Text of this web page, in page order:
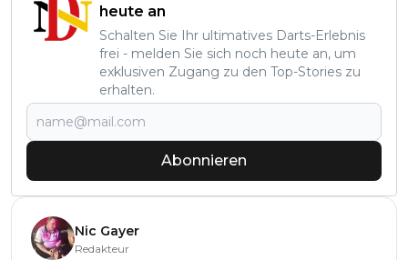
heute an
Schalten Sie Ihr ultimatives Darts-Erlebnis
frei - melden Sie sich noch heute an, um
exklusiven Zugang zu den Top-Stories zu
erhalten.
Abonnieren
Nic Gayer
Redakteur